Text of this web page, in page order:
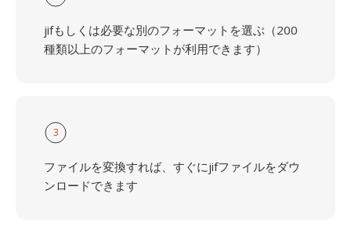
jifもしくは必要な別のフォーマットを選ぶ（200
種類以上のフォーマットが利用できます）
3
ファイルを変換すれば、すぐにjifファイルをダウ
ンロードできます